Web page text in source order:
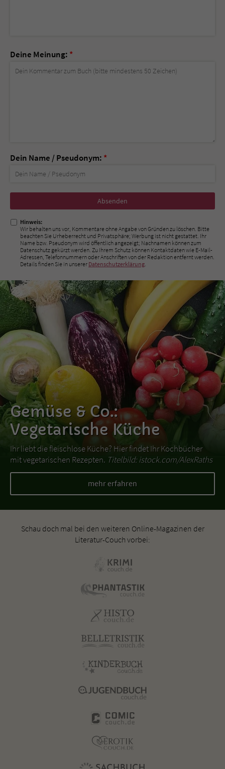
Deine Meinung: *
Dein Name / Pseudonym: *
Nicht
ausfüllen!
Hinweis:
Wir behalten uns vor, Kommentare ohne Angabe von Gründen zu löschen. Bitte
beachten Sie Urheberrecht und Privatsphäre; Werbung ist nicht gestattet. Ihr
Name bzw. Pseudonym wird öffentlich angezeigt; Nachnamen können zum
Datenschutz gekürzt werden. Zu Ihrem Schutz können Kontaktdaten wie E-Mail-
Adressen, Telefonnummern oder Anschriften von der Redaktion entfernt werden.
Details finden Sie in unserer Datenschutzerklärung.
Gemüse & Co.:
Vegetarische Küche
Ihr liebt die fleischlose Küche? Hier findet Ihr Kochbücher
mit vegetarischen Rezepten. Titelbild: istock.com/AlexRaths
mehr erfahren
Schau doch mal bei den weiteren Online-Magazinen der
Literatur-Couch vorbei: